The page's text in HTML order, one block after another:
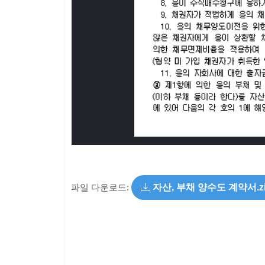
파일 다운로드: 자산, 부채 양수도 계약서